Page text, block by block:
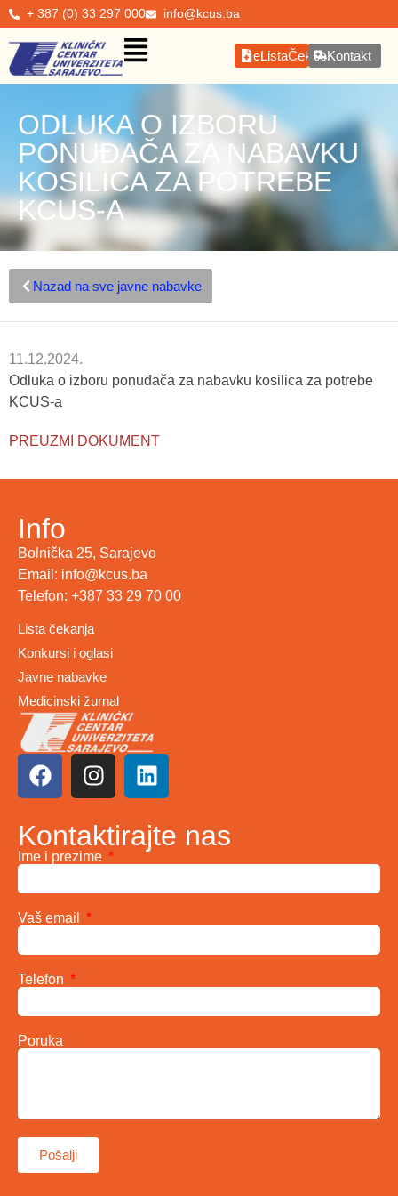
+ 387 (0) 33 297 000 info@kcus.ba
eListaČekanjaKontakt
ODLUKA O IZBORU
PONUĐAČA ZA NABAVKU
KOSILICA ZA POTREBE
KCUS-A
Nazad na sve javne nabavke
11.12.2024.
Odluka o izboru ponuđača za nabavku kosilica za potrebe
KCUS-a
PREUZMI DOKUMENT
Info
Bolnička 25, Sarajevo
Email: info@kcus.ba
Telefon: +387 33 29 70 00
Lista čekanja
Konkursi i oglasi
Javne nabavke
Medicinski žurnal
Kontaktirajte nas
Ime i prezime
Vaš email
Telefon
Poruka
Pošalji